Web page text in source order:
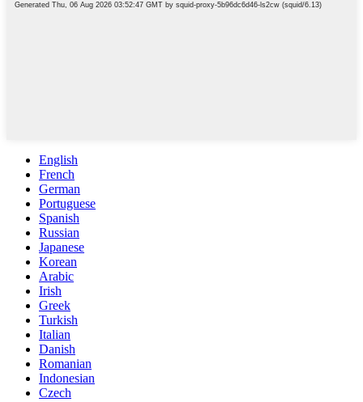
English
French
German
Portuguese
Spanish
Russian
Japanese
Korean
Arabic
Irish
Greek
Turkish
Italian
Danish
Romanian
Indonesian
Czech